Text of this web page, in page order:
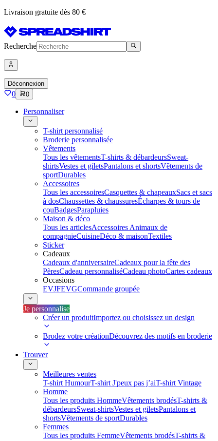
Livraison gratuite dès 80 €
Recherche
Déconnexion
0 0
Personnaliser
T-shirt personnalisé
Broderie personnalisée
Vêtements
Tous les vêtementsT-shirts & débardeursSweat-
shirtsVestes et giletsPantalons et shortsVêtements de
sportDurables
Accessoires
Tous les accessoiresCasquettes & chapeauxSacs et sacs
à dosChaussettes & chaussuresÉcharpes & tours de
couBadgesParapluies
Maison & déco
Tous les articlesAccessoires Animaux de
compagnieCuisineDéco & maisonTextiles
Sticker
Cadeaux
Cadeaux d'anniversaireCadeaux pour la fête des
PèresCadeau personnaliséCadeau photoCartes cadeaux
Occasions
EVJFEVGCommande groupée
Je personnalise
Créer un produitImportez ou choisissez un design
Brodez votre créationDécouvrez des motifs en broderie
Trouver
Meilleures ventes
T-shirt HumourT-shirt J'peux pas j’aiT-shirt Vintage
Homme
Tous les produits HommeVêtements brodésT-shirts &
débardeursSweat-shirtsVestes et giletsPantalons et
shortsVêtements de sportDurables
Femmes
Tous les produits FemmeVêtements brodésT-shirts &